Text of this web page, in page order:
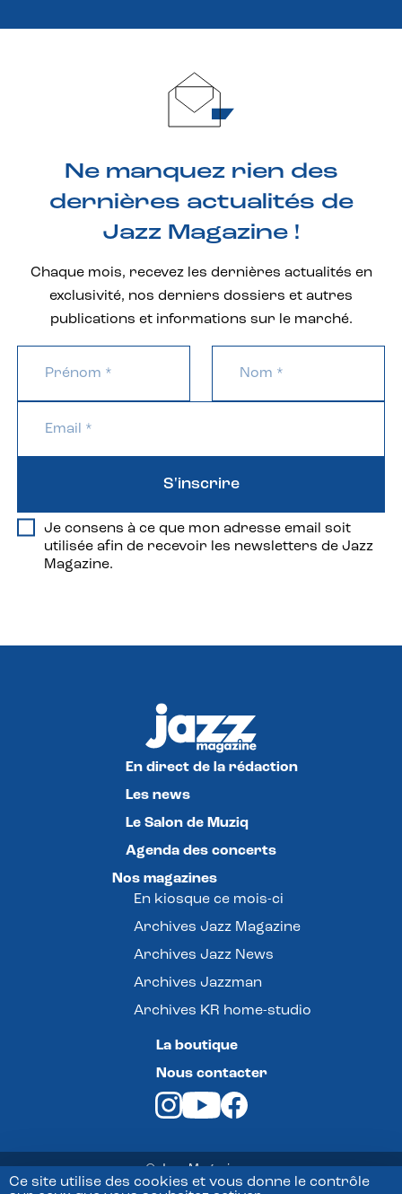
Ce site utilise des cookies et vous donne le contrôle
Ne manquez rien des
dernières actualités de
Jazz Magazine !
Chaque mois, recevez les dernières actualités en
exclusivité, nos derniers dossiers et autres
publications et informations sur le marché.
Je consens à ce que mon adresse email soit
utilisée afin de recevoir les newsletters de Jazz
Magazine.
S'inscrire
En direct de la rédaction
Les news
Le Salon de Muziq
Agenda des concerts
Nos magazines
En kiosque ce mois-ci
Archives Jazz Magazine
Archives Jazz News
Archives Jazzman
Archives KR home-studio
La boutique
Nous contacter
© Jazz Magazine -